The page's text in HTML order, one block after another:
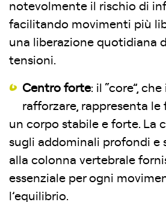
notevolmente il rischio di
facilitando movimenti più
una liberazione quotidiana
tensioni.
Centro forte: il “core”,
rafforzare, rappresenta
un corpo stabile e forte. La
sugli addominali profondi e
alla colonna vertebrale
essenziale per ogni
l’equilibrio.